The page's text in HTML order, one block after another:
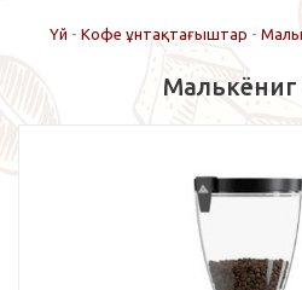
Үй - Кофе ұнтақтағыштар -
Малькёниг